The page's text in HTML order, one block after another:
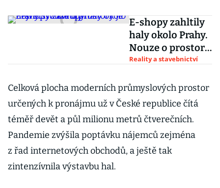
E-shopy zahltily
haly okolo Prahy.
Nouze o prostory
je největší z
Reality a stavebnictví
Celková plocha moderních průmyslových prostor
určených k pronájmu už v České republice čítá
téměř devět a půl milionu metrů čtverečních.
Pandemie zvýšila poptávku nájemců zejména
z řad internetových obchodů, a ještě tak
zintenzívnila výstavbu hal.